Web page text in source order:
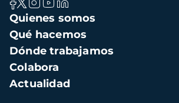
Navegación
principal
Quienes somos
Qué hacemos
Dónde trabajamos
Colabora
Actualidad